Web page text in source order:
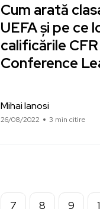
Cum arată
UEFA și pe ce
calificările
Conference
Mihai Ianosi
26/08/2022 3 min citire
7 8 9